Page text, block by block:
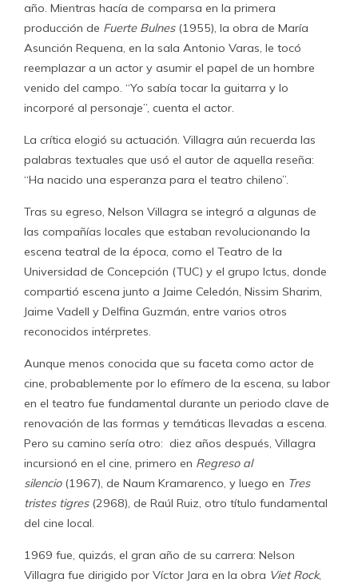
año. Mientras hacía de comparsa en la primera
producción de Fuerte Bulnes(1955), la obra de María
Asunción Requena, en la sala Antonio Varas, le tocó
reemplazar a un actor y asumir el papel de un hombre
venido del campo. “Yo sabía tocar la guitarra y lo
incorporé al personaje”, cuenta el actor.
La crítica elogió su actuación. Villagra aún recuerda las
palabras textuales que usó el autor de aquella reseña:
“Ha nacido una esperanza para el teatro chileno”.
Tras su egreso, Nelson Villagra se integró a algunas de
las compañías locales que estaban revolucionando la
escena teatral de la época, como el Teatro de la
Universidad de Concepción (TUC) y el grupo Ictus, donde
compartió escena junto a Jaime Celedón, Nissim Sharim,
Jaime Vadell y Delfina Guzmán, entre varios otros
reconocidos intérpretes.
Aunque menos conocida que su faceta como actor de
cine, probablemente por lo efímero de la escena, su labor
en el teatro fue fundamental durante un periodo clave de
renovación de las formas y temáticas llevadas a escena.
Pero su camino sería otro: diez años después, Villagra
incursionó en el cine, primero en Regreso al
silencio(1967), de Naum Kramarenco, y luego en Tres
tristes tigres (2968), de Raúl Ruiz, otro título fundamental
del cine local.
1969 fue, quizás, el gran año de su carrera: Nelson
Villagra fue dirigido por Víctor Jara en la obra Viet Rock,